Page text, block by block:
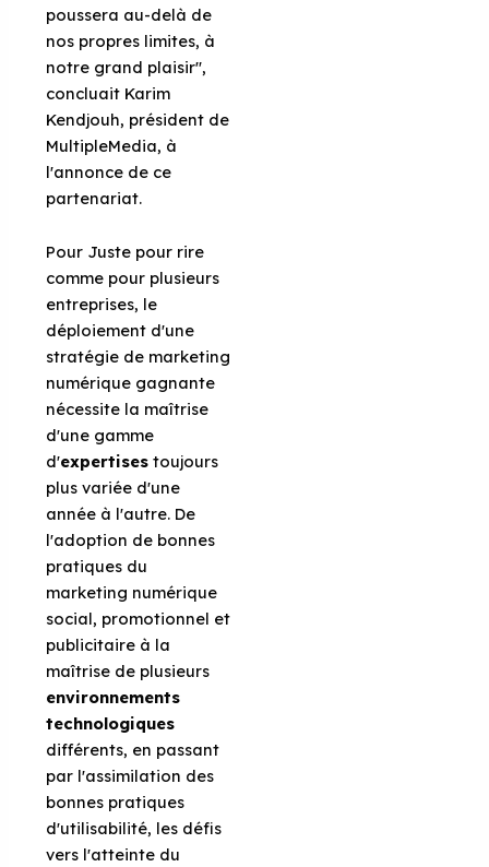
poussera au-delà de
nos propres limites, à
notre grand plaisir",
concluait Karim
Kendjouh, président de
MultipleMedia, à
l'annonce de ce
partenariat.
Pour Juste pour rire
comme pour plusieurs
entreprises, le
déploiement d'une
stratégie de marketing
numérique gagnante
nécessite la maîtrise
d'une gamme
d'expertises toujours
plus variée d'une
année à l'autre. De
l'adoption de bonnes
pratiques du
marketing numérique
social, promotionnel et
publicitaire à la
maîtrise de plusieurs
environnements
technologiques
différents, en passant
par l'assimilation des
bonnes pratiques
d'utilisabilité, les défis
vers l'atteinte du